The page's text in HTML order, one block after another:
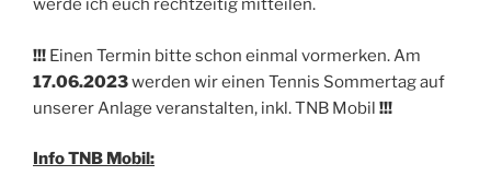
werde ich euch rechtzeitig mitteilen.
!!! Einen Termin bitte schon einmal vormerken. Am
17.06.2023werden wir einen Tennis Sommertag auf
unserer Anlage veranstalten, inkl. TNB Mobil !!!
Info TNB Mobil: